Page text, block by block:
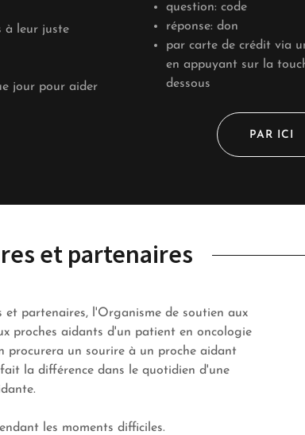
à leur juste
jour pour aider
question: code
réponse: don
par carte de crédit via
en appuyant sur la
dessous
PAR ICI
et partenaires
et partenaires, l'Organisme de soutien aux
proches aidants d'un patient en oncologie
un sourire à un proche aidant
la différence dans le quotidien d'une
les moments difficiles.